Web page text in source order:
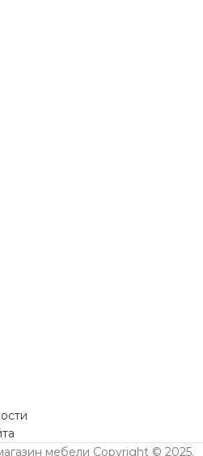
мебели Copyright © 2025.